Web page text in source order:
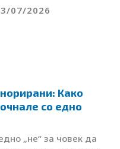
07/2026
Како
со едно
„не“ за човек да